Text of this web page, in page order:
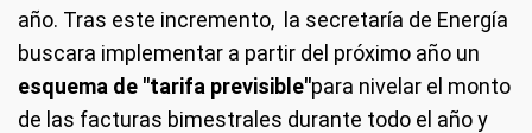
año. Tras este incremento, la secretaría de Energía
buscara implementar a partir del próximo año un
esquema de "tarifa previsible"para nivelar el monto
de las facturas bimestrales durante todo el año y